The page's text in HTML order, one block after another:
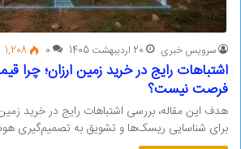
سرویس خبری 20 اردیبهشت 1405 0
1,208
اشتباهات رایج در خرید زمین ارزان؛ چرا
فرصت نیست؟
هدف این مقاله، بررسی اشتباهات رایج در خرید
برای شناسایی ریسک‌ها و تشویق به تصمیم‌گیری